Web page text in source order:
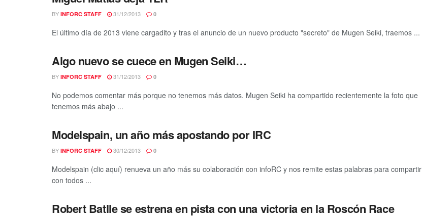
BY INFORC STAFF 31/12/2013 0
El último día de 2013 viene cargadito y tras el anuncio de un nuevo producto "secreto" de Mugen Seiki, traemos ...
Algo nuevo se cuece en Mugen Seiki…
BY INFORC STAFF 31/12/2013 0
No podemos comentar más porque no tenemos más datos. Mugen Seiki ha compartido recientemente la foto que
tenemos más abajo ...
Modelspain, un año más apostando por IRC
BY INFORC STAFF 30/12/2013 0
Modelspain (clic aquí) renueva un año más su colaboración con infoRC y nos remite estas palabras para compartir
con todos ...
Robert Batlle se estrena en pista con una victoria en la Roscón Race